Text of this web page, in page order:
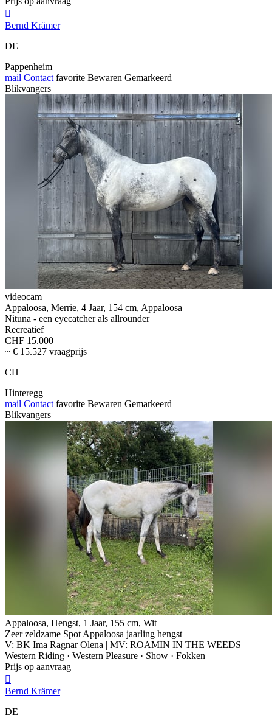

Bernd Krämer
DE
Pappenheim
mail Contact favorite Bewaren Gemarkeerd
Blikvangers
videocam
Appaloosa, Merrie, 4 Jaar, 154 cm, Appaloosa
Nituna - een eyecatcher als allrounder
Recreatief
CHF 15.000
~ € 15.527 vraagprijs
CH
Hinteregg
mail Contact favorite Bewaren Gemarkeerd
Blikvangers
Appaloosa, Hengst, 1 Jaar, 155 cm, Wit
Zeer zeldzame Spot Appaloosa jaarling hengst
V: BK Ima Ragnar Olena | MV: ROAMIN IN THE WEEDS
Western Riding · Western Pleasure · Show · Fokken
Prijs op aanvraag

Bernd Krämer
DE